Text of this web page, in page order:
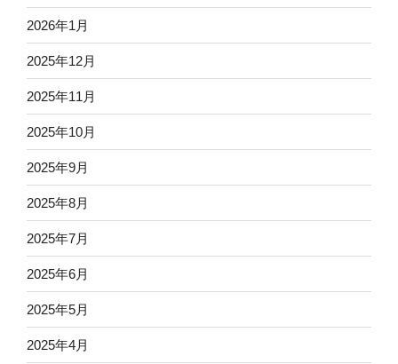
2026年1月
2025年12月
2025年11月
2025年10月
2025年9月
2025年8月
2025年7月
2025年6月
2025年5月
2025年4月